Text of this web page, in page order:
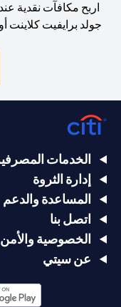
اربح مكافآت نقدية
جولد برايفيت كلاينت
الخدمات
إدارة الثروة
المساعدة والدعم
اتصل بنا
الخصوصية والأمن
عن سيتي